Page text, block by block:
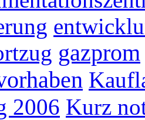
gazprom
2006 Kurz